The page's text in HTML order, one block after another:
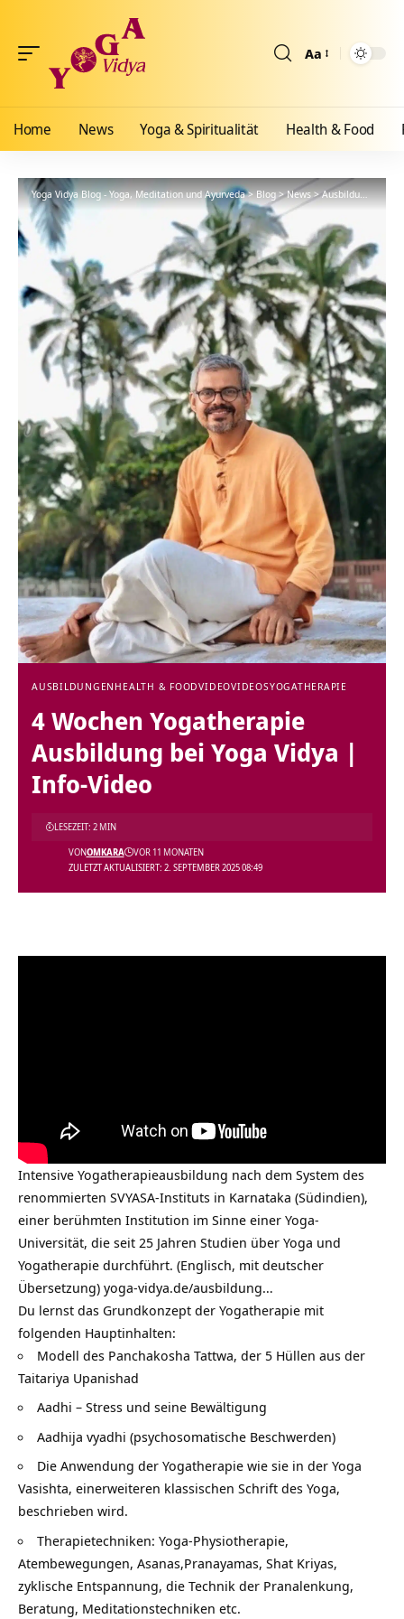
Aa
Home News Yoga & Spiritualität Health & Food
Yoga Vidya Blog - Yoga, Meditation und Ayurveda>Blog>News>Ausbildungen >
AUSBILDUNGEN HEALTH & FOODVIDEOVIDEOSYOGATHERAPIE
4 Wochen Yogatherapie
Ausbildung bei Yoga Vidya |
Info-Video
ZULETZT AKTUALISIERT: 2. SEPTEMBER 2025 08:49
VONOMKARA VOR 11 MONATEN
LESEZEIT: 2 MIN
Intensive Yogatherapieausbildung nach dem System des
renommierten SVYASA-Instituts in Karnataka (Südindien),
einer berühmten Institution im Sinne einer Yoga-
Universität, die seit 25 Jahren Studien über Yoga und
Yogatherapie durchführt. (Englisch, mit deutscher
Übersetzung) yoga-vidya.de/ausbildung…
Du lernst das Grundkonzept der Yogatherapie mit
folgenden Hauptinhalten:
Modell des Panchakosha Tattwa, der 5 Hüllen aus der
Taitariya Upanishad
Aadhi – Stress und seine Bewältigung
Aadhija vyadhi (psychosomatische Beschwerden)
Die Anwendung der Yogatherapie wie sie in der Yoga
Vasishta, einerweiteren klassischen Schrift des Yoga,
beschrieben wird.
Therapietechniken: Yoga-Physiotherapie,
Atembewegungen, Asanas,Pranayamas, Shat Kriyas,
zyklische Entspannung, die Technik der Pranalenkung,
Beratung, Meditationstechniken etc.